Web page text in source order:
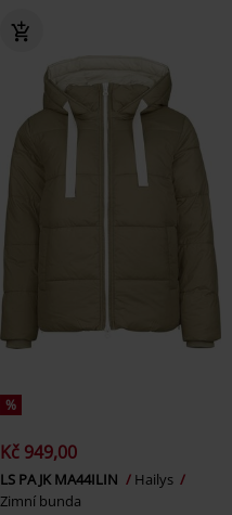
%
Kč 949,00
LS PA JK MA44ILIN
Hailys
Zimní bunda